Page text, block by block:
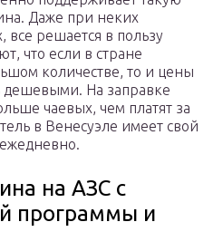
Даже при неких
все решается в пользу
что если в стране
количестве, то и цены
На заправке
чаевых, чем платят за
в Венесуэле имеет свой
на АЗС с
программы и